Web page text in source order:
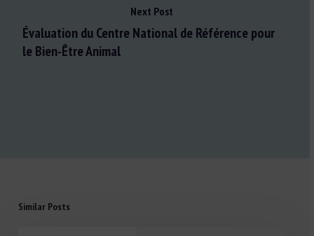
Next Post
Évaluation du Centre National de Référence pour
le Bien-Être Animal
Similar Posts